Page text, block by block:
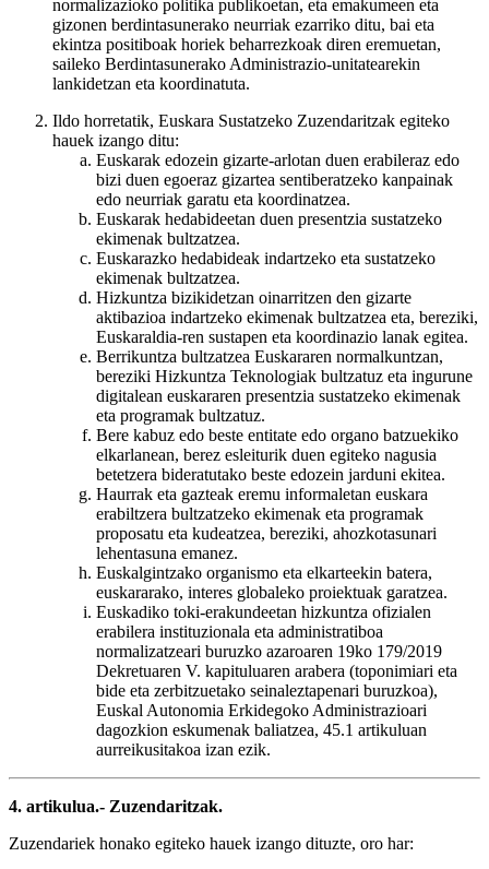
normalizazioko politika publikoetan, eta emakumeen eta
gizonen berdintasunerako neurriak ezarriko ditu, bai eta
ekintza positiboak horiek beharrezkoak diren eremuetan,
saileko Berdintasunerako Administrazio-unitatearekin
lankidetzan eta koordinatuta.
Ildo horretatik, Euskara Sustatzeko Zuzendaritzak egiteko
hauek izango ditu:
Euskarak edozein gizarte-arlotan duen erabileraz edo
bizi duen egoeraz gizartea sentiberatzeko kanpainak
edo neurriak garatu eta koordinatzea.
Euskarak hedabideetan duen presentzia sustatzeko
ekimenak bultzatzea.
Euskarazko hedabideak indartzeko eta sustatzeko
ekimenak bultzatzea.
Hizkuntza bizikidetzan oinarritzen den gizarte
aktibazioa indartzeko ekimenak bultzatzea eta, bereziki,
Euskaraldia-ren sustapen eta koordinazio lanak egitea.
Berrikuntza bultzatzea Euskararen normalkuntzan,
bereziki Hizkuntza Teknologiak bultzatuz eta ingurune
digitalean euskararen presentzia sustatzeko ekimenak
eta programak bultzatuz.
Bere kabuz edo beste entitate edo organo batzuekiko
elkarlanean, berez esleiturik duen egiteko nagusia
betetzera bideratutako beste edozein jarduni ekitea.
Haurrak eta gazteak eremu informaletan euskara
erabiltzera bultzatzeko ekimenak eta programak
proposatu eta kudeatzea, bereziki, ahozkotasunari
lehentasuna emanez.
Euskalgintzako organismo eta elkarteekin batera,
euskararako, interes globaleko proiektuak garatzea.
Euskadiko toki-erakundeetan hizkuntza ofizialen
erabilera instituzionala eta administratiboa
normalizatzeari buruzko azaroaren 19ko 179/2019
Dekretuaren V. kapituluaren arabera (toponimiari eta
bide eta zerbitzuetako seinaleztapenari buruzkoa),
Euskal Autonomia Erkidegoko Administrazioari
dagozkion eskumenak baliatzea, 45.1 artikuluan
aurreikusitakoa izan ezik.
4. artikulua.- Zuzendaritzak.
Zuzendariek honako egiteko hauek izango dituzte, oro har: